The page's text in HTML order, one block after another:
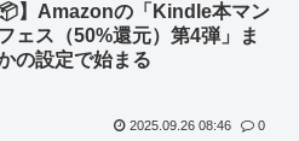
📦】Amazonの「Kindle本マン
ェス（50%還元）第4弾」ま
の設定で始まる
2025.09.26 08:46 0